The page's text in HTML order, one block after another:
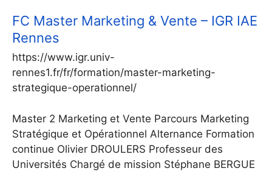
FC Master Marketing & Vente – IGR IAE
Rennes
https://www.igr.univ-
rennes1.fr/fr/formation/master-marketing-
strategique-operationnel/
Master 2 Marketing et Vente Parcours Marketing
Stratégique et Opérationnel Alternance Formation
continue Olivier DROULERS Professeur des
Universités Chargé de mission Stéphane BERGUE